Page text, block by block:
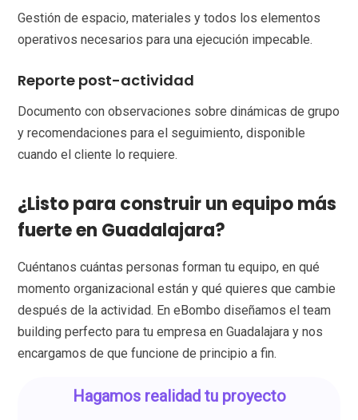
Gestión de espacio, materiales y todos los elementos
operativos necesarios para una ejecución impecable.
Reporte post-actividad
Documento con observaciones sobre dinámicas de grupo
y recomendaciones para el seguimiento, disponible
cuando el cliente lo requiere.
¿Listo para construir un equipo más
fuerte en Guadalajara?
Cuéntanos cuántas personas forman tu equipo, en qué
momento organizacional están y qué quieres que cambie
después de la actividad. En eBombo diseñamos el team
building perfecto para tu empresa en Guadalajara y nos
encargamos de que funcione de principio a fin.
Hagamos realidad tu proyecto